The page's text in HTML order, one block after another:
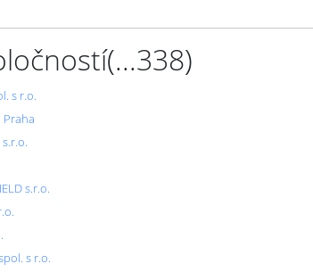
(...338)
s r.o.
Praha
s.r.o.
s.r.o.
s r.o.